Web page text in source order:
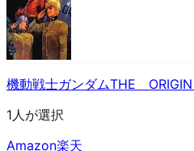
機動戦士ガンダムTHE ORIGIN
1人が選択
Amazon楽天